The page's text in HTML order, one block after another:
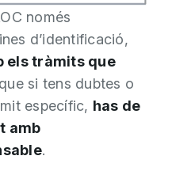
només
d’identificació,
els tràmits que
si tens dubtes o
específic, has de
amb
.